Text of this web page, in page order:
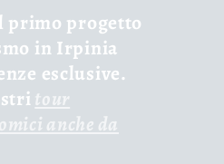
primo progetto
in Irpinia
esclusive.
tour
anche da